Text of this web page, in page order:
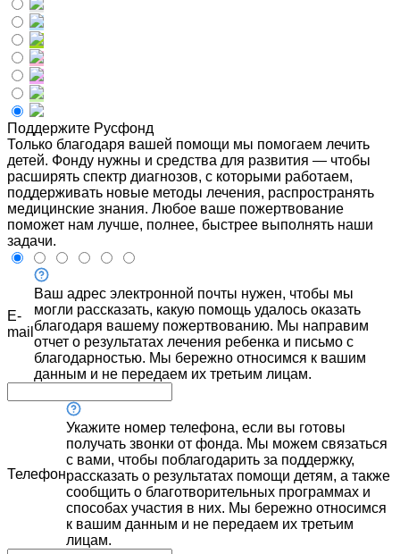
Поддержите Русфонд
Только благодаря вашей помощи мы помогаем лечить
детей. Фонду нужны и средства для развития — чтобы
расширять спектр диагнозов, с которыми работаем,
поддерживать новые методы лечения, распространять
медицинские знания. Любое ваше пожертвование
поможет нам лучше, полнее, быстрее выполнять наши
задачи.
E-
mail
Ваш адрес электронной почты нужен, чтобы мы
могли рассказать, какую помощь удалось оказать
благодаря вашему пожертвованию. Мы направим
отчет о результатах лечения ребенка и письмо с
благодарностью. Мы бережно относимся к вашим
данным и не передаем их третьим лицам.
Телефон
Укажите номер телефона, если вы готовы
получать звонки от фонда. Мы можем связаться
с вами, чтобы поблагодарить за поддержку,
рассказать о результатах помощи детям, а также
сообщить о благотворительных программах и
способах участия в них. Мы бережно относимся
к вашим данным и не передаем их третьим
лицам.